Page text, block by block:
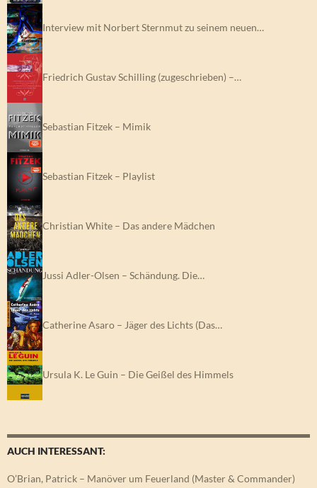
Interview mit Norbert Sternmut zu seinem neuen…
Friedrich Gustav Schilling (zugeschrieben) –…
Sebastian Fitzek – Mimik
Sebastian Fitzek – Playlist
Christian White – Das andere Mädchen
Jussi Adler-Olsen – Schändung. Die…
Catherine Asaro – Jäger des Lichts (Das…
Ursula K. Le Guin – Die Geißel des Himmels
AUCH INTERESSANT:
O’Brian, Patrick – Manöver um Feuerland (Master & Commander)